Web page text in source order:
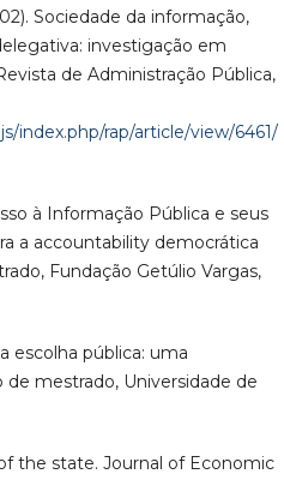
Sociedade da informação,
investigação em
de Administração Pública,
index.php/rap/article/view/6461/
à Informação Pública e seus
a accountability democrática
Fundação Getúlio Vargas,
escolha pública: uma
mestrado, Universidade de
the state. Journal of Economic